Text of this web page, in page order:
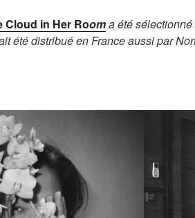
Cloud in Her Rooma été
été distribué en France aussi par